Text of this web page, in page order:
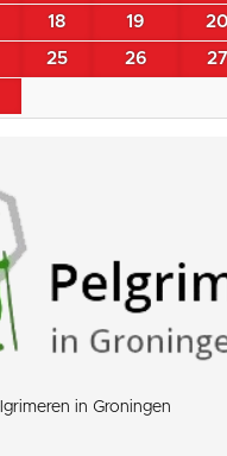
18 19
25 26 27
in Groningen